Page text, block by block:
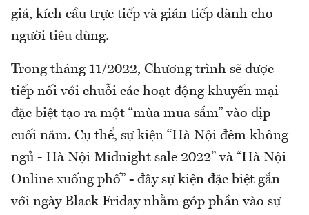
giá, kích cầu trực tiếp và gián tiếp dành cho
người tiêu dùng.
Trong tháng 11/2022, Chương trình sẽ được
tiếp nối với chuỗi các hoạt động khuyến mại
đặc biệt tạo ra một “mùa mua sắm” vào dịp
cuối năm. Cụ thể, sự kiện “Hà Nội đêm không
ngủ - Hà Nội Midnight sale 2022” và “Hà Nội
Online xuống phố” - đây sự kiện đặc biệt gắn
với ngày Black Friday nhằm góp phần vào sự